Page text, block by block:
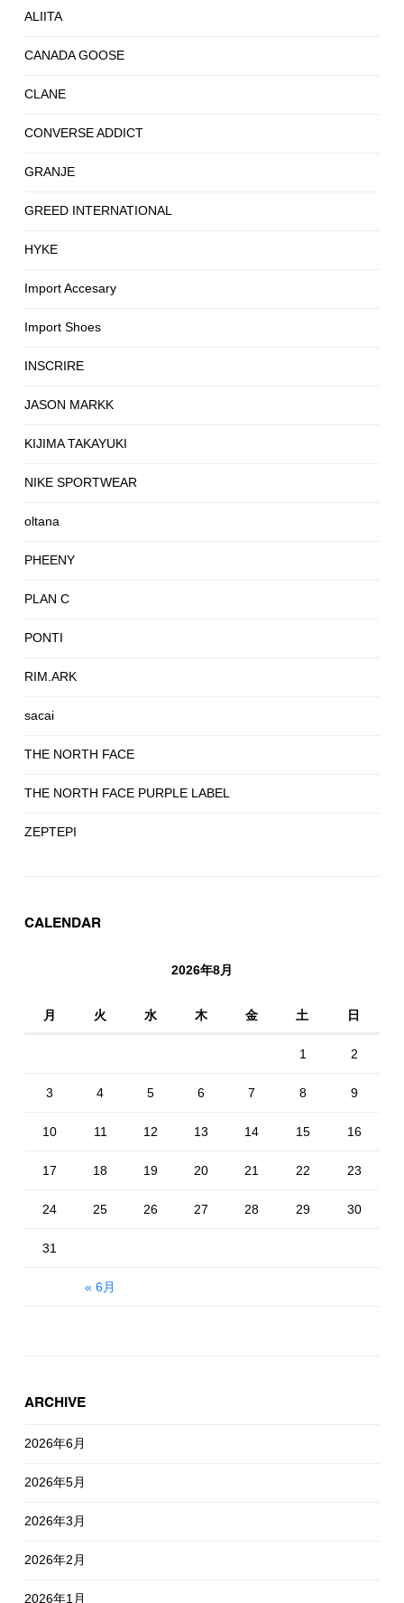
ALIITA
CANADA GOOSE
CLANE
CONVERSE ADDICT
GRANJE
GREED INTERNATIONAL
HYKE
Import Accesary
Import Shoes
INSCRIRE
JASON MARKK
KIJIMA TAKAYUKI
NIKE SPORTWEAR
oltana
PHEENY
PLAN C
PONTI
RIM.ARK
sacai
THE NORTH FACE
THE NORTH FACE PURPLE LABEL
ZEPTEPI
CALENDAR
2026年8月
月 火 水 木 金 土 日
« 6月
1 2
3 4 5 6 7 8 9
10 11 12 13 14 15 16
17 18 19 20 21 22 23
24 25 26 27 28 29 30
31
ARCHIVE
2026年6月
2026年5月
2026年3月
2026年2月
2026年1月